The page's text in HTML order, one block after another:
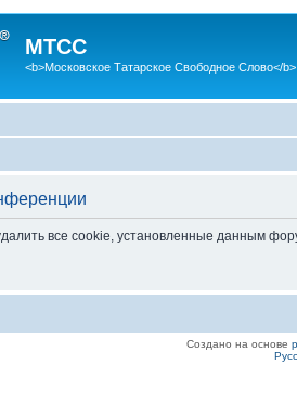
МТСС
<b>Московское Татарское Свободное Слово</b>
все cookie, установленные данным
Создано на основе